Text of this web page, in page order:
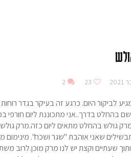
23
2
לביקור היום. כרגע זה בעיקר בגדר
בהחלט בדרך..אני מתכוננת ליום חורפי
גולש בהחלט מתאים ליום כזה.מרק
שאני אוהבת "שגר ושכח". מינימום
שעתיים וקצת יש לנו מרק מוכן.לרוב